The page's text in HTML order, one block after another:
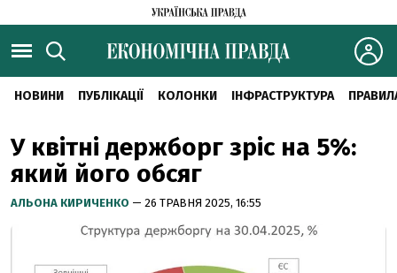
НОВИНИ ПУБЛІКАЦІЇ КОЛОНКИ ІНФРАСТРУКТУРА
У квітні держборг зріс на 5%:
який його обсяг
АЛЬОНА КИРИЧЕНКО — 26 ТРАВНЯ 2025, 16:55